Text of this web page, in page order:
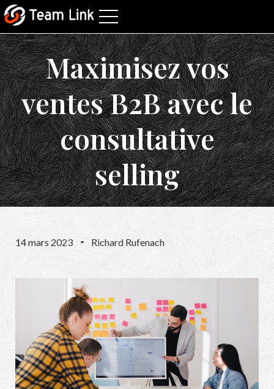
Maximisez vos
ventes B2B avec le
consultative
selling
14 mars 2023 Richard Rufenach